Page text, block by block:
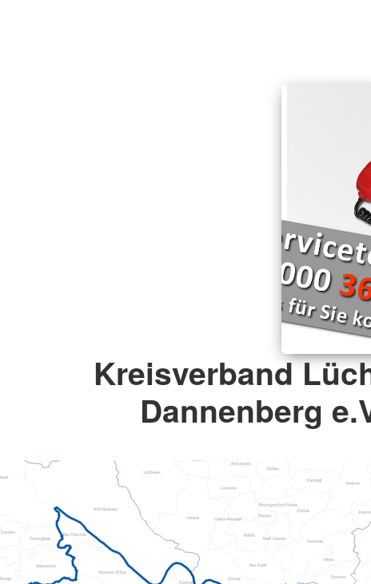
Kreisverband
Dannenberg